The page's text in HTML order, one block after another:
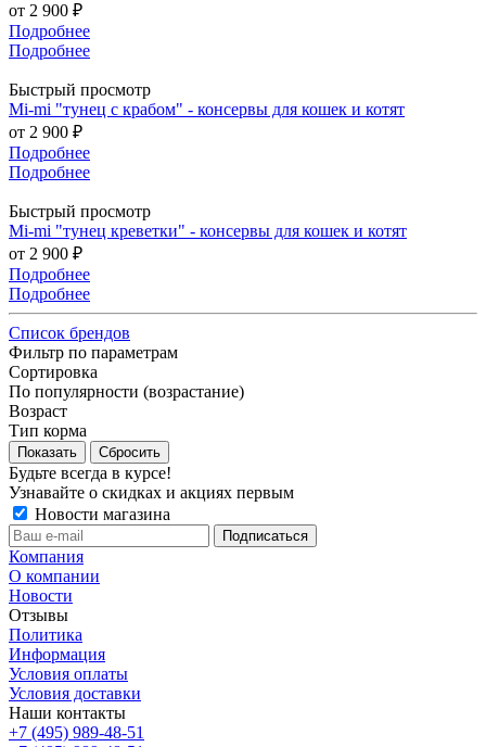
от 2 900 ₽
Подробнее
Подробнее
Быстрый просмотр
Mi-mi "тунец с крабом" - консервы для кошек и котят
от 2 900 ₽
Подробнее
Подробнее
Быстрый просмотр
Mi-mi "тунец креветки" - консервы для кошек и котят
от 2 900 ₽
Подробнее
Подробнее
Список брендов
Фильтр по параметрам
Сортировка
По популярности (возрастание)
Возраст
Тип корма
Сбросить
Будьте всегда в курсе!
Узнавайте о скидках и акциях первым
Новости магазина
Компания
О компании
Новости
Отзывы
Политика
Информация
Условия оплаты
Условия доставки
Наши контакты
+7 (495) 989-48-51